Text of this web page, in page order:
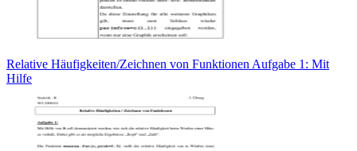
Relative Häufigkeiten/Zeichnen von Funktionen Aufgabe 1: Mit
Hilfe